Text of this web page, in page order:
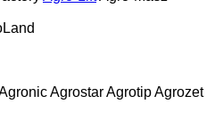
AgrostarAgrotipAgrozet